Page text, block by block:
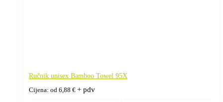
Ručnik unisex Bamboo Towel 95X
Cijena: od 6,88 € + pdv